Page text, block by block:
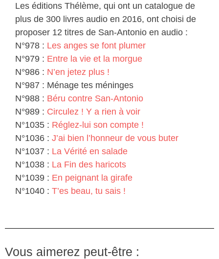
Les éditions Thélème, qui ont un catalogue de
plus de 300 livres audio en 2016, ont choisi de
proposer 12 titres de San-Antonio en audio :
N°978 : Les anges se font plumer
N°979 : Entre la vie et la morgue
N°986 : N’en jetez plus !
N°987 : Ménage tes méninges
N°988 : Béru contre San-Antonio
N°989 : Circulez ! Y a rien à voir
N°1035 : Réglez-lui son compte !
N°1036 :J’ai bien l’honneur de vous buter
N°1037 : La Vérité en salade
N°1038 : La Fin des haricots
N°1039 : En peignant la girafe
N°1040 :T’es beau, tu sais !
Vous aimerez peut-être :